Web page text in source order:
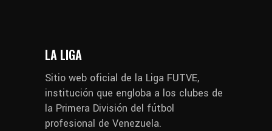
LA LIGA
Sitio web oficial de la Liga FUTVE,
institución que engloba a los clubes de
la Primera División del fútbol
profesional de Venezuela.